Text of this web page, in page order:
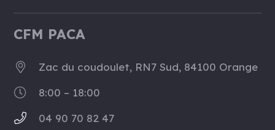
CFM PACA
Zac du coudoulet, RN7 Sud, 84100 Orange
8:00 – 18:00
04 90 70 82 47